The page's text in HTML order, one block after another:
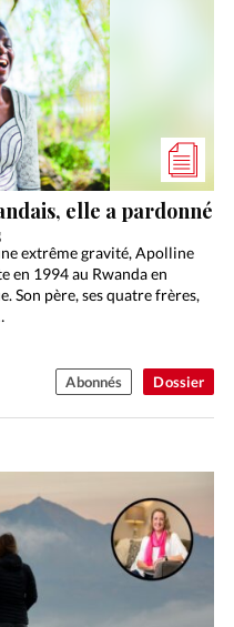
Dossier
elle a pardonné
extrême gravité, Apolline
en 1994 au Rwanda en
Son père, ses quatre frères,
Abonnés